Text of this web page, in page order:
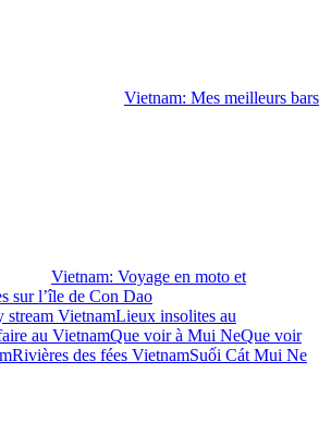
Vietnam: Mes meilleurs bars
Vietnam: Voyage en moto et
sur l’île de Con Dao
stream VietnamLieux insolites au
au VietnamQue voir à Mui NeQue voir
Rivières des fées VietnamSuối Cát Mui Ne